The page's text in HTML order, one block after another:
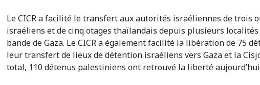
Le CICR a facilité le transfert aux autorités israéliennes de trois
israéliens et de cinq otages thaïlandais depuis plusieurs localités
bande de Gaza. Le CICR a également facilité la libération de 75
leur transfert de lieux de détention israéliens vers Gaza et la
total, 110 détenus palestiniens ont retrouvé la liberté